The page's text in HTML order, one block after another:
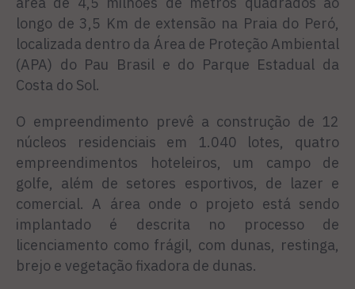
longo de 3,5 Km de extensão na Praia do Peró,
localizada dentro da Área de Proteção Ambiental
(APA) do Pau Brasil e do Parque Estadual da
Costa do Sol.
O empreendimento prevê a construção de 12
núcleos residenciais em 1.040 lotes, quatro
empreendimentos hoteleiros, um campo de
golfe, além de setores esportivos, de lazer e
comercial. A área onde o projeto está sendo
implantado é descrita no processo de
licenciamento como frágil, com dunas, restinga,
brejo e vegetação fixadora de dunas.